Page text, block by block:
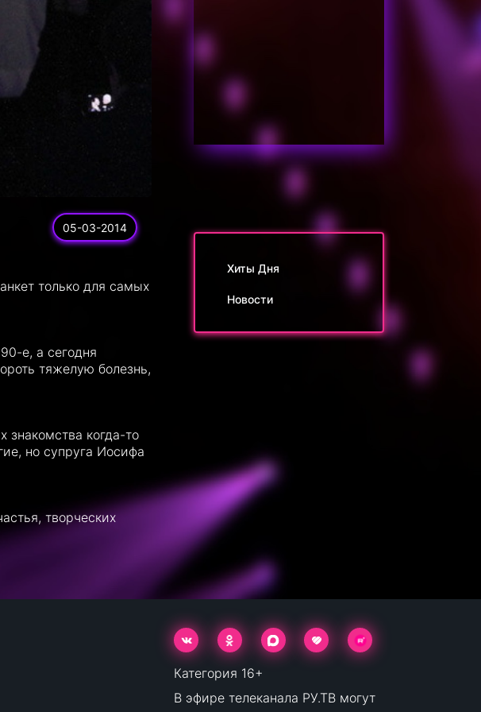
05-03-2014
только для самых
е, а сегодня
тяжелую болезнь,
когда-то
но супруга Иосифа
творческих
Хиты Дня
Новости
Категория 16+
В эфире телеканала РУ.ТВ могут